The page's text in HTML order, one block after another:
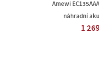
Amewi
náhradní
1